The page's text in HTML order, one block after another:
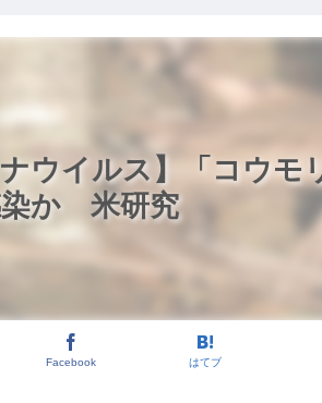
ウイルス】「コウ
染か 米研究
Facebook はてブ